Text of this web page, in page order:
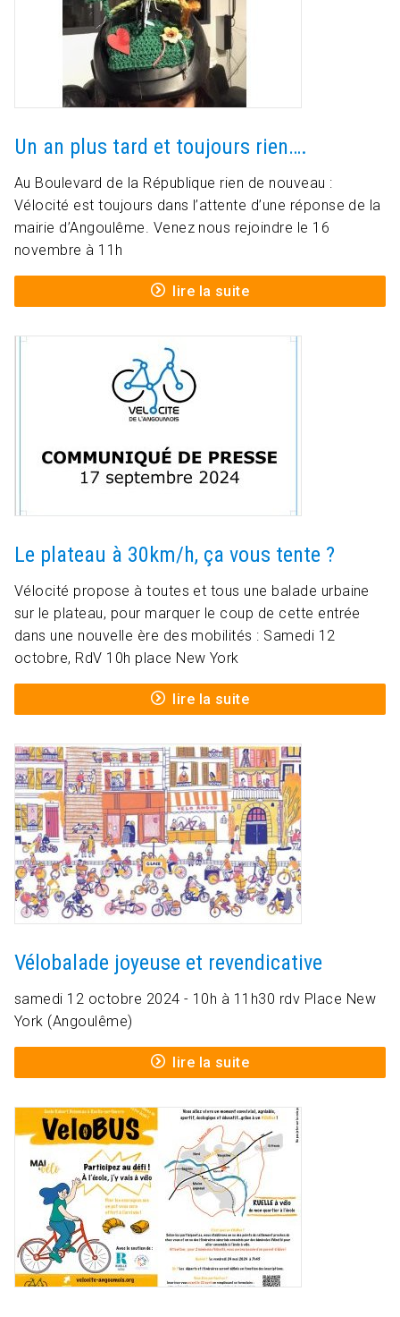
Un an plus tard et toujours rien….
Au Boulevard de la République rien de nouveau :
Vélocité est toujours dans l’attente d’une réponse de la
mairie d’Angoulême. Venez nous rejoindre le 16
novembre à 11h
lire la suite
Le plateau à 30km/h, ça vous tente ?
Vélocité propose à toutes et tous une balade urbaine
sur le plateau, pour marquer le coup de cette entrée
dans une nouvelle ère des mobilités : Samedi 12
octobre, RdV 10h place New York
lire la suite
Vélobalade joyeuse et revendicative
samedi 12 octobre 2024 - 10h à 11h30 rdv Place New
York (Angoulême)
lire la suite